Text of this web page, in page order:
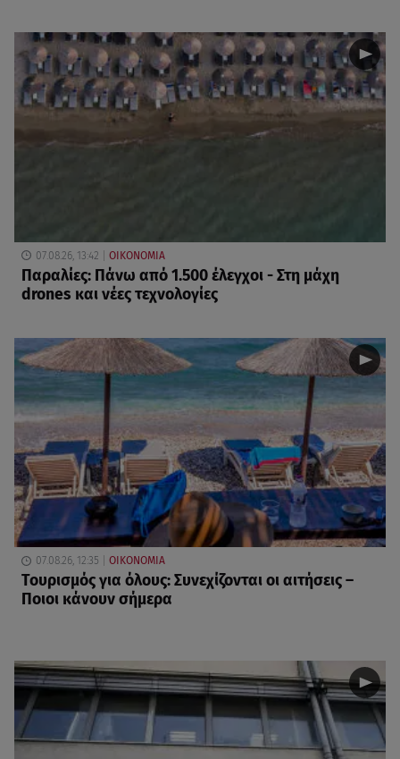
07.08.26, 13:42 ΟΙΚΟΝΟΜΙΑ
Παραλίες: Πάνω από 1.500 έλεγχοι - Στη μάχη
drones και νέες τεχνολογίες
07.08.26, 12:35 ΟΙΚΟΝΟΜΙΑ
Τουρισμός για όλους: Συνεχίζονται οι αιτήσεις –
Ποιοι κάνουν σήμερα